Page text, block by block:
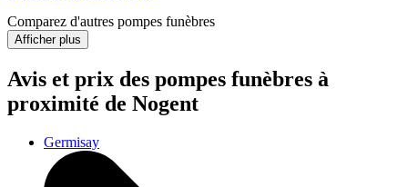
Comparez d'autres pompes funèbres
Afficher plus
Avis et prix des pompes funèbres à
proximité de Nogent
Germisay